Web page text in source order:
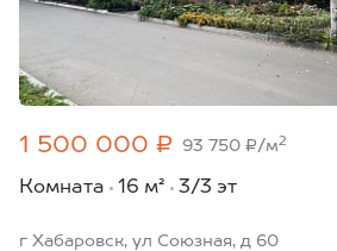
1 500 000 ₽ 93 750 ₽/м 2
Комната 16 м² 3/3 эт
г Хабаровск, ул Союзная, д 60